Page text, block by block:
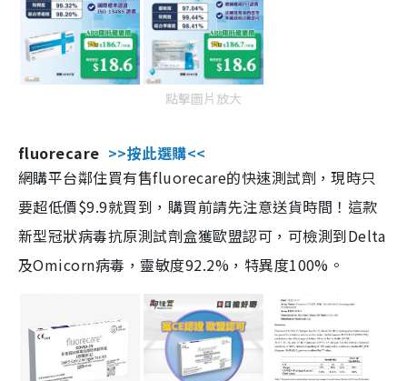
點擊圖片放大
fluorecare >>按此選購<<
網購平台鄰住買有售fluorecare的快速測試劑，現時只
要超低價$9.9就買到，購買前請先注意送貨時間！這款
新型冠狀病毒抗原測試劑盒獲歐盟認可，可檢測到Delta
及Omicorn病毒，靈敏度92.2%，特異度100%。